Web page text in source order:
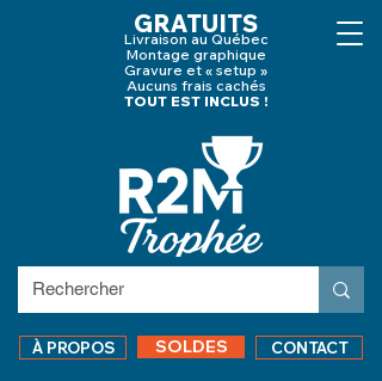
GRATUITS
Livraison au Québec
Montage graphique
Gravure et « setup »
Aucuns frais cachés
TOUT EST INCLUS !
À PROPOS SOLDES CONTACT